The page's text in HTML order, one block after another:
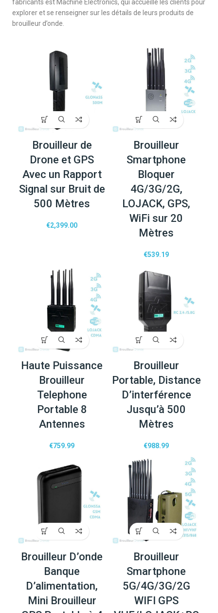
fabricants est Machine Electronics, qui accueille les clients pour
explorer et se renseigner sur les détails de leurs produits de
brouilleur d’onde.
Brouilleur de
Drone et GPS
Avec un Rapport
Signal sur Bruit de
500 Mètres
€2,399.00
Brouilleur
Smartphone
Bloquer
4G/3G/2G,
LOJACK, GPS,
WiFi sur 20
Mètres
€539.19
Haute Puissance
Brouilleur
Telephone
Portable 8
Antennes
€759.99
Brouilleur
Portable, Distance
D’interférence
Jusqu’à 500
Mètres
€988.99
Brouilleur D’onde
Banque
D’alimentation,
Mini Brouilleur
Brouilleur
Smartphone
5G/4G/3G/2G
WIFI GPS